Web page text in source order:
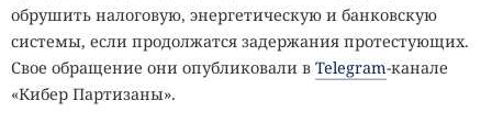
обрушить налоговую, энергетическую и банковскую
системы, если продолжатся задержания протестующих.
Свое обращение они опубликовали в Telegram-канале
«Кибер Партизаны».